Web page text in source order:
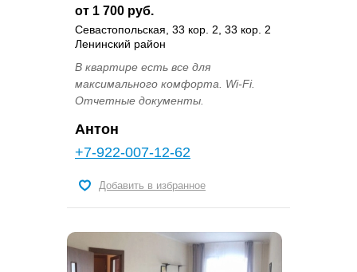
от 1 700 руб.
Севастопольская, 33 кор. 2, 33 кор. 2
Ленинский район
В квартире есть все для
максимального комфорта. Wi-Fi.
Отчетные документы.
Антон
+7-922-007-12-62
Добавить в избранное